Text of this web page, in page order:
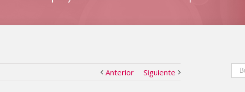
Anterior Siguiente